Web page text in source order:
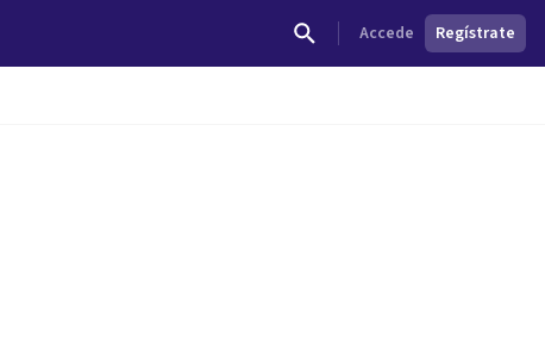
Accede Regístrate